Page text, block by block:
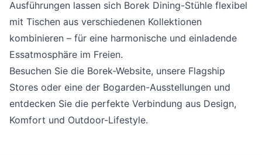
Arbeiten bei
Sprachwahl
Ausführungen lassen sich Borek Dining-Stühle flexibel
mit Tischen aus verschiedenen Kollektionen
kombinieren – für eine harmonische und einladende
Essatmosphäre im Freien.
Besuchen Sie die Borek-Website, unsere Flagship
Stores oder eine der Bogarden-Ausstellungen und
entdecken Sie die perfekte Verbindung aus Design,
Komfort und Outdoor-Lifestyle.